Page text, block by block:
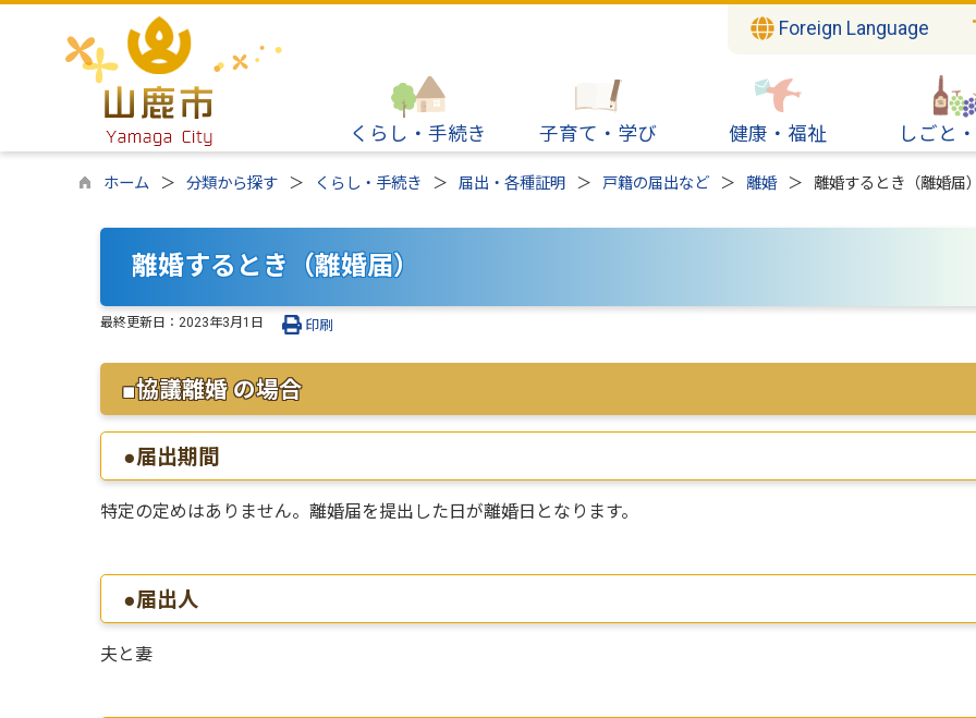
Foreign Language
くらし・手続き 子育て・学び 健康・福祉 しごと
ホーム 分類から探す くらし・手続き 届出・各種証明 戸籍の届出など 離婚 離婚するとき（離婚届
離婚するとき（離婚届）
最終更新日： 2023年3月1日 印刷
■協議離婚 の場合
●届出期間
特定の定めはありません。離婚届を提出した日が離婚日となります。
●届出人
夫と妻